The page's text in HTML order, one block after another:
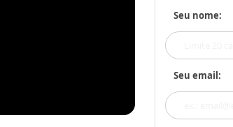
Seu nome:
Seu email: